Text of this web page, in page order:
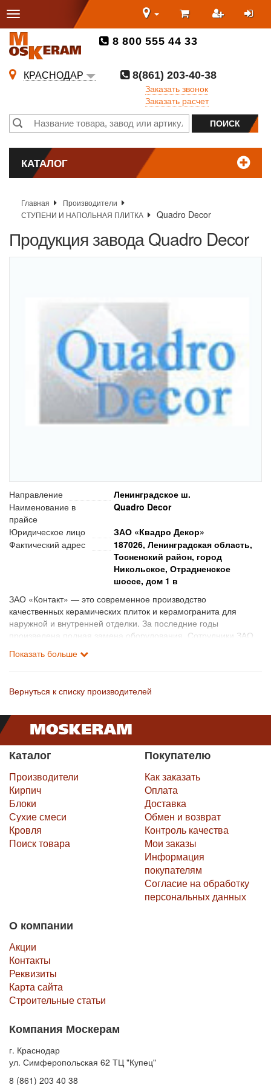
8 800 555 44 33
КРАСНОДАР
8(861) 203-40-38
Заказать звонок
Заказать расчет
КАТАЛОГ
Главная
Производители
СТУПЕНИ И НАПОЛЬНАЯ ПЛИТКА
Quadro Decor
Продукция завода Quadro Decor
Направление
Ленинградское ш.
Наименование в
прайсе
Quadro Decor
Юридическое лицо
ЗАО «Квадро Декор»
Фактический адрес
187026, Ленинградская область,
Тосненский район, город
Никольское, Отрадненское
шоссе, дом 1 в
ЗАО «Контакт» — это современное производство
качественных керамических плиток и керамогранита для
наружной и внутренней отделки. За последние годы
произведена полная замена оборудования. Сотрудники ЗАО
многолетний опыт и профессионализм. Благодаря этому мы
Ознакомится с ассортиментом и приобрести продукцию ЗАО
Показать больше
Вернуться к списку производителей
Каталог
Производители
Кирпич
Блоки
Сухие смеси
Кровля
Поиск товара
Покупателю
Как заказать
Оплата
Доставка
Обмен и возврат
Контроль качества
Мои заказы
Информация
покупателям
Согласие на обработку
персональных данных
О компании
Акции
Контакты
Реквизиты
Карта сайта
Строительные статьи
Компания Москерам
г. Краснодар
ул. Симферопольская 62 ТЦ "Купец"
8 (861) 203 40 38